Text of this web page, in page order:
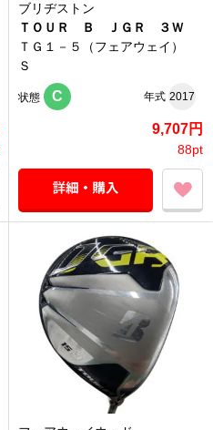
ブリヂストン
ＴＯＵＲ Ｂ ＪＧＲ ３Ｗ
ＴＧ１－５（フェアウェイ）
Ｓ
状態 C 年式 2017
9,707円
88pt